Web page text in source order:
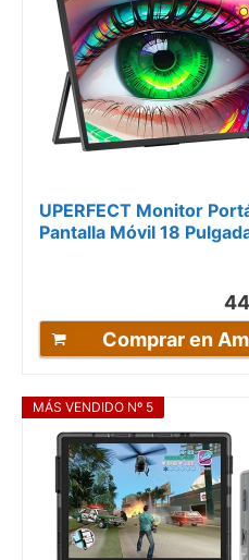
UPERFECT Monitor
Pantalla Móvil 18
Comprar en
MÁS VENDIDO Nº 5